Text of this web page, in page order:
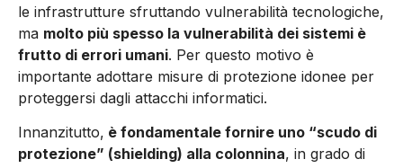
le infrastrutture sfruttando vulnerabilità tecnologiche,
ma molto più spesso la vulnerabilità dei sistemi è
frutto di errori umani. Per questo motivo è
importante adottare misure di protezione idonee per
proteggersi dagli attacchi informatici.
Innanzitutto, è fondamentale fornire uno “scudo di
protezione” (shielding) alla colonnina, in grado di